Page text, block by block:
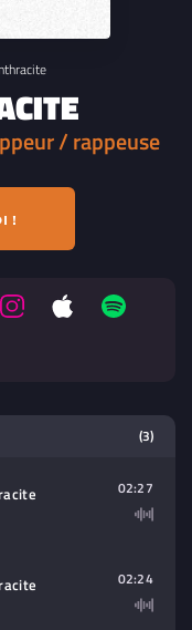
/ rappeuse
!
(3)
02:27
02:24